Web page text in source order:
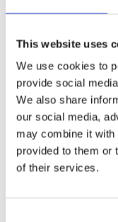
This website uses
We use cookies to
provide social
We also share
our social media,
may combine it with
provided to them or
of their services.
Lagerstatus
Artikelnr
Tillverkare
Visa alla produkter